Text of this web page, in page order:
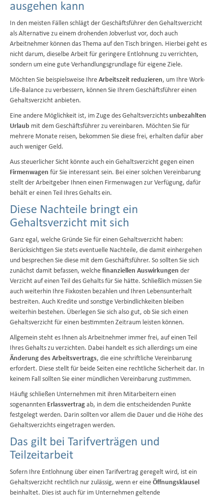
ausgehen kann
In den meisten Fällen schlägt der Geschäftsführer den Gehaltsverzicht
als Alternative zu einem drohenden Jobverlust vor, doch auch
Arbeitnehmer können das Thema auf den Tisch bringen. Hierbei geht es
nicht darum, dieselbe Arbeit für geringere Entlohnung zu verrichten,
sondern um eine gute Verhandlungsgrundlage für eigene Ziele.
Möchten Sie beispielsweise Ihre Arbeitszeit reduzieren, um Ihre Work-
Life-Balance zu verbessern, können Sie Ihrem Geschäftsführer einen
Gehaltsverzicht anbieten.
Eine andere Möglichkeit ist, im Zuge des Gehaltsverzichts unbezahlten
Urlaub mit dem Geschäftsführer zu vereinbaren. Möchten Sie für
mehrere Monate reisen, bekommen Sie diese frei, erhalten dafür aber
auch weniger Geld.
Aus steuerlicher Sicht könnte auch ein Gehaltsverzicht gegen einen
Firmenwagen für Sie interessant sein. Bei einer solchen Vereinbarung
stellt der Arbeitgeber Ihnen einen Firmenwagen zur Verfügung, dafür
behält er einen Teil Ihres Gehalts ein.
Diese Nachteile bringt ein
Gehaltsverzicht mit sich
Ganz egal, welche Gründe Sie für einen Gehaltsverzicht haben:
Berücksichtigen Sie stets eventuelle Nachteile, die damit einhergehen
und besprechen Sie diese mit dem Geschäftsführer. So sollten Sie sich
zunächst damit befassen, welche finanziellen Auswirkungen der
Verzicht auf einen Teil des Gehalts für Sie hätte. Schließlich müssen Sie
auch weiterhin Ihre Fixkosten bezahlen und Ihren Lebensunterhalt
bestreiten. Auch Kredite und sonstige Verbindlichkeiten bleiben
weiterhin bestehen. Überlegen Sie sich also gut, ob Sie sich einen
Gehaltsverzicht für einen bestimmten Zeitraum leisten können.
Allgemein steht es Ihnen als Arbeitnehmer immer frei, auf einen Teil
Ihres Gehalts zu verzichten. Dabei handelt es sich allerdings um eine
Änderung des Arbeitsvertrags, die eine schriftliche Vereinbarung
erfordert. Diese stellt für beide Seiten eine rechtliche Sicherheit dar. In
keinem Fall sollten Sie einer mündlichen Vereinbarung zustimmen.
Häufig schließen Unternehmen mit ihren Mitarbeitern einen
sogenannten Erlassvertrag ab, in dem die entscheidenden Punkte
festgelegt werden. Darin sollten vor allem die Dauer und die Höhe des
Gehaltsverzichts eingetragen werden.
Das gilt bei Tarifverträgen und
Teilzeitarbeit
Sofern Ihre Entlohnung über einen Tarifvertrag geregelt wird, ist ein
Gehaltsverzicht rechtlich nur zulässig, wenn er eine Öffnungsklausel
beinhaltet. Dies ist auch für im Unternehmen geltende